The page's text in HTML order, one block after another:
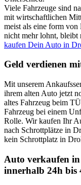
Viele Fahrzeuge sind
mit wirtschaftlichen
meist als eine form von
nicht mehr lohnt, bleibt
kaufen Dein Auto in
Geld verdienen
Mit unserem
ihrem alten Auto jetzt
altes Fahrzeug beim
Fahrzeug bei einem
Rolle. Wir kaufen Ihr
nach Schrottplätze in
kein Schrottplatz in
Auto verkaufen
innerhalb 24h bis